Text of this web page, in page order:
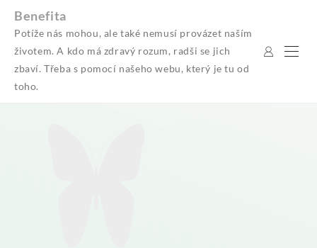
Benefita
Potíže nás mohou, ale také nemusí provázet naším
životem. A kdo má zdravý rozum, radši se jich
zbaví. Třeba s pomocí našeho webu, který je tu od
toho.